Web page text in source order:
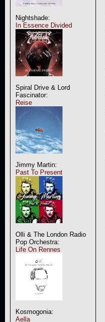
Nightshade:
In Essence Divided
Spiral Drive & Lord
Fascinator:
Reise
Jimmy Martin:
Past To Present
Olli & The London Radio
Pop Orchestra:
Life On Rennes
Kosmogonia:
Aella